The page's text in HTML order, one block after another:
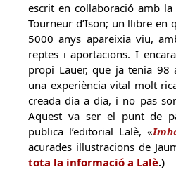
escrit en col·laboració amb
Tourneur d’Ison; un llibre en
5000 anys apareixia viu,
reptes i aportacions. I
propi Lauer, que ja tenia 98
una experiència vital molt
creada dia a dia, i no pas
Aquest va ser el punt de
publica l’editorial Lalè, «
acurades il·lustracions de
tota la informació a Lalè.)